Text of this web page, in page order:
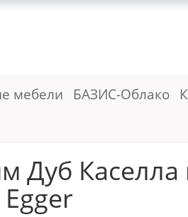
мебели БАЗИС-Облако
Дуб